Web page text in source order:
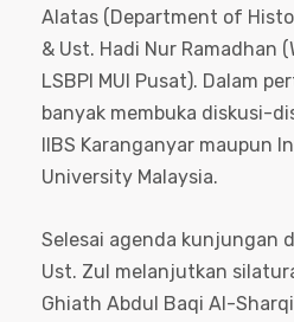
Alatas (Department of
& Ust. Hadi Nur Ramadhan
LSBPI MUI Pusat). Dalam
banyak membuka diskusi-
IIBS Karanganyar maupun
University Malaysia.
Selesai agenda kunjungan
Ust. Zul melanjutkan
Ghiath Abdul Baqi Al-